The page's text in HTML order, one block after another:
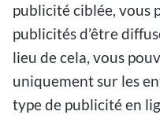
publicité ciblée, vous
publicités d’être
lieu de cela, vous
uniquement sur les
type de publicité en